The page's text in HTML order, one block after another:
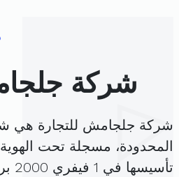
شركة
شركة جلجامش للتجارة هي
المحدودة، مسجلة تحت الهوية
تأسيسها في 1 فيفري 2000 برأس مال قدره